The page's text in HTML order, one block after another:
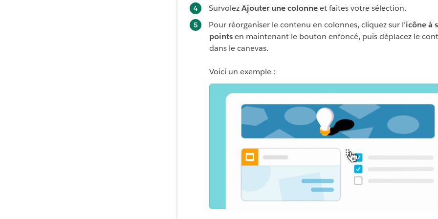
SurvolezAjouter une colonneet faites votre sélection.
Pour réorganiser le contenu en colonnes, cliquez sur l’icône à
pointsen maintenant le bouton enfoncé, puis déplacez le
dans le canevas.
Voici un exemple :